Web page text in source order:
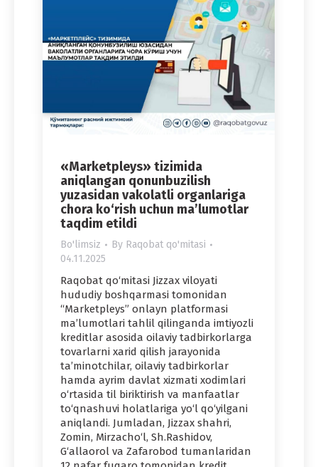
«Marketpleys» tizimida
aniqlangan qonunbuzilish
yuzasidan vakolatli organlariga
chora ko‘rish uchun ma’lumotlar
taqdim etildi
Bo'limsiz By Raqobat qo'mitasi
04.11.2025
Raqobat qo‘mitasi Jizzax viloyati
hududiy boshqarmasi tomonidan
“Marketpleys” onlayn platformasi
ma’lumotlari tahlil qilinganda imtiyozli
kreditlar asosida oilaviy tadbirkorlarga
tovarlarni xarid qilish jarayonida
ta’minotchilar, oilaviy tadbirkorlar
hamda ayrim davlat xizmati xodimlari
o‘rtasida til biriktirish va manfaatlar
to‘qnashuvi holatlariga yo‘l qo‘yilgani
aniqlandi. Jumladan, Jizzax shahri,
Zomin, Mirzacho‘l, Sh.Rashidov,
G‘allaorol va Zafarobod tumanlaridan